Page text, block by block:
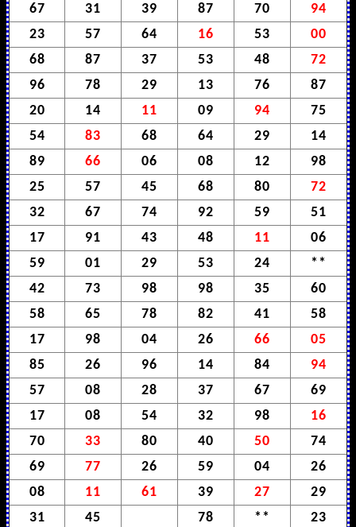
67
31 39 87 70
94
23
57 64 16 53
00
68
87 37 53 48
72
96
78 29 13 76
87
20
14 11 09 94
75
54
83 68 64 29
14
89
66 06 08 12
98
25
57 45 68 80
72
32
67 74 92 59
51
17
91 43 48 11
06
59
01 29 53 24
**
42
73 98 98 35
60
58
65 78 82 41
58
17
98 04 26 66
05
85
26 96 14 84
94
57
08 28 37 67
69
17
08 54 32 98
16
70
33 80 40 50
74
69
77 26 59 04
26
08
11 61 39 27
29
31
45 78 **
23